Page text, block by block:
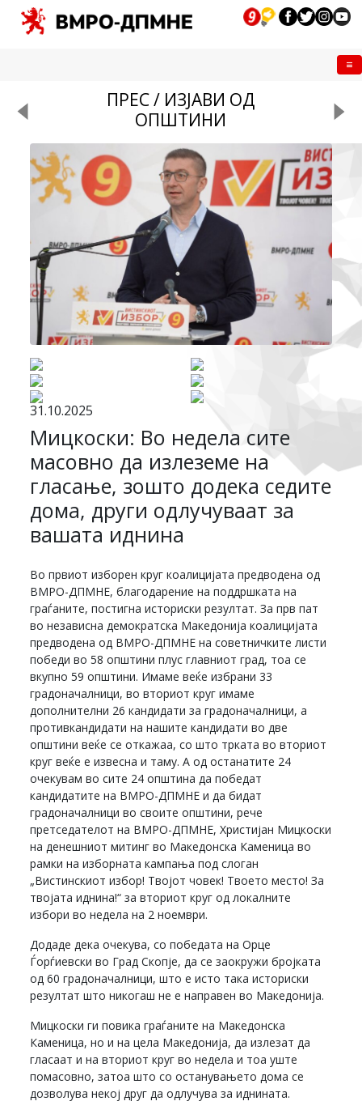
ПРЕС / ИЗЈАВИ ОД
ОПШТИНИ
31.10.2025
Мицкоски: Во недела сите
масовно да излеземе на
гласање, зошто додека седите
дома, други одлучуваат за
вашата иднина
Во првиот изборен круг коалицијата предводена од
ВМРО-ДПМНЕ, благодарение на поддршката на
граѓаните, постигна историски резултат. За прв пат
во независна демократска Македонија коалицијата
предводена од ВМРО-ДПМНЕ на советничките листи
победи во 58 општини плус главниот град, тоа се
вкупно 59 општини. Имаме веќе избрани 33
градоначалници, во вториот круг имаме
дополнителни 26 кандидати за градоначалници, а
противкандидати на нашите кандидати во две
општини веќе се откажаа, со што трката во вториот
круг веќе е извесна и таму. А од останатите 24
очекувам во сите 24 општина да победат
кандидатите на ВМРО-ДПМНЕ и да бидат
градоначалници во своите општини, рече
претседателот на ВМРО-ДПМНЕ, Христијан Мицкоски
на денешниот митинг во Македонска Каменица во
рамки на изборната кампања под слоган
„Вистинскиот избор! Твојот човек! Твоето место! За
твојата иднина!“ за вториот круг од локалните
избори во недела на 2 ноември.
Додаде дека очекува, со победата на Орце
Ѓорѓиевски во Град Скопје, да се заокружи бројката
од 60 градоначалници, што е исто така историски
резултат што никогаш не е направен во Македонија.
Мицкоски ги повика граѓаните на Македонска
Каменица, но и на цела Македонија, да излезат да
гласаат и на вториот круг во недела и тоа уште
помасовно, затоа што со останувањето дома се
дозволува некој друг да одлучува за иднината.